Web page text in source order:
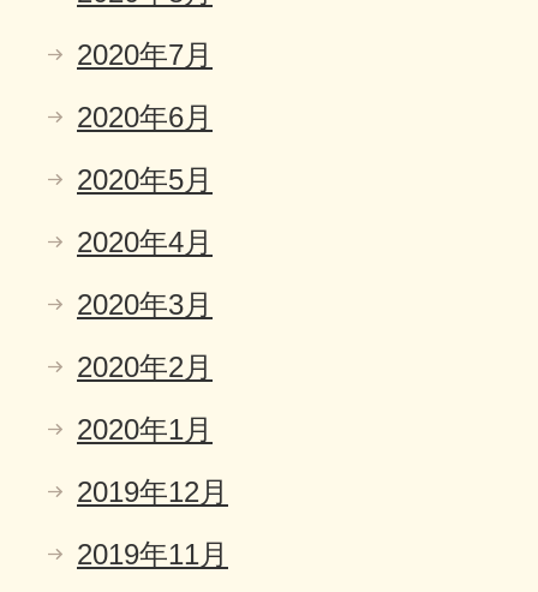
2020年7月
2020年6月
2020年5月
2020年4月
2020年3月
2020年2月
2020年1月
2019年12月
2019年11月